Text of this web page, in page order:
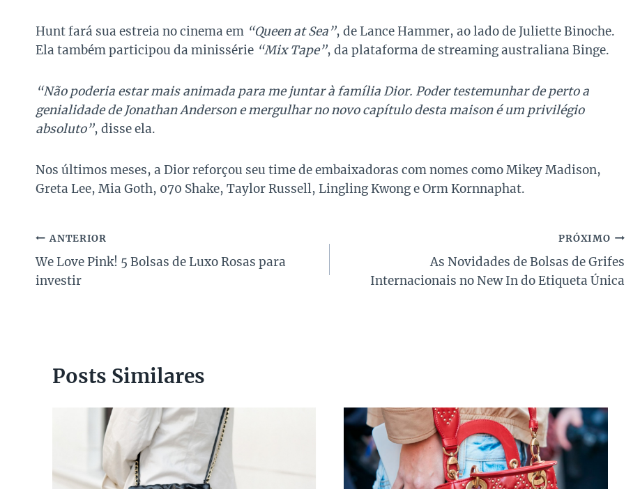
Hunt fará sua estreia no cinema em “Queen at Sea”, de Lance Hammer, ao lado de Juliette Binoche.
Ela também participou da minissérie “Mix Tape”, da plataforma de streaming australiana Binge.
“Não poderia estar mais animada para me juntar à família Dior. Poder testemunhar de perto a
genialidade de Jonathan Anderson e mergulhar no novo capítulo desta maison é um privilégio
absoluto”, disse ela.
Nos últimos meses, a Dior reforçou seu time de embaixadoras com nomes como Mikey Madison,
Greta Lee, Mia Goth, 070 Shake, Taylor Russell, Lingling Kwong e Orm Kornnaphat.
Navegação
de
ANTERIOR
We Love Pink! 5 Bolsas de Luxo Rosas para
investir
PRÓXIMO
As Novidades de Bolsas de Grifes
Internacionais no New In do Etiqueta Única
Posts Similares